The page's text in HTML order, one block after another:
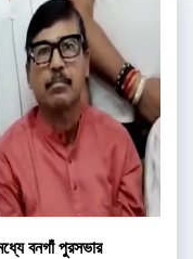
বনগাঁ পুরসভার